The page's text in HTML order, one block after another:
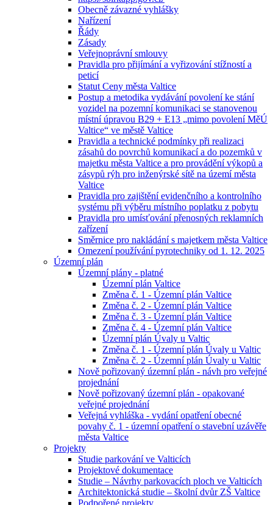
Obecně závazné vyhlášky
Nařízení
Řády
Zásady
Veřejnoprávní smlouvy
Pravidla pro přijímání a vyřizování stížností a
peticí
Statut Ceny města Valtice
Postup a metodika vydávání povolení ke stání
vozidel na pozemní komunikaci se stanovenou
místní úpravou B29 + E13 „mimo povolení MěÚ
Valtice“ ve městě Valtice
Pravidla a technické podmínky při realizaci
zásahů do povrchů komunikací a do pozemků v
majetku města Valtice a pro provádění výkopů a
zásypů rýh pro inženýrské sítě na území města
Valtice
Pravidla pro zajištění evidenčního a kontrolního
systému při výběru místního poplatku z pobytu
Pravidla pro umísťování přenosných reklamních
zařízení
Směrnice pro nakládání s majetkem města Valtice
Omezení používání pyrotechniky od 1. 12. 2025
Územní plán
Územní plány - platné
Územní plán Valtice
Změna č. 1 - Územní plán Valtice
Změna č. 2 - Územní plán Valtice
Změna č. 3 - Územní plán Valtice
Změna č. 4 - Územní plán Valtice
Územní plán Úvaly u Valtic
Změna č. 1 - Územní plán Úvaly u Valtic
Změna č. 2 - Územní plán Úvaly u Valtic
Nově pořizovaný územní plán - návh pro veřejné
projednání
Nově pořizovaný územní plán - opakované
veřejné projednání
Veřejná vyhláška - vydání opatření obecné
povahy č. 1 - územní opatření o stavební uzávěře
města Valtice
Projekty
Studie parkování ve Valticích
Projektové dokumentace
Studie – Návrhy parkovacích ploch ve Valticích
Architektonická studie – školní dvůr ZŠ Valtice
Podpořené projekty